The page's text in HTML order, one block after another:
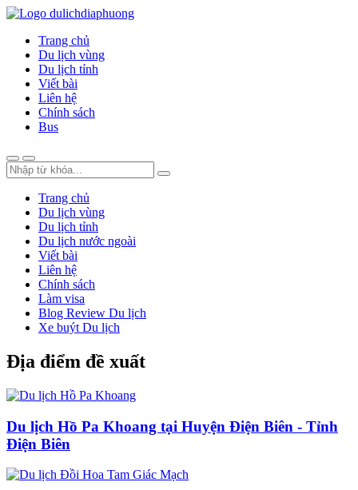
Trang chủ
Du lịch vùng
Du lịch tỉnh
Viết bài
Liên hệ
Chính sách
Bus
Trang chủ
Du lịch vùng
Du lịch tỉnh
Du lịch nước ngoài
Viết bài
Liên hệ
Chính sách
Làm visa
Blog Review Du lịch
Xe buýt Du lịch
Địa điểm đề xuất
Du lịch Hồ Pa Khoang tại Huyện Điện Biên - Tỉnh
Điện Biên